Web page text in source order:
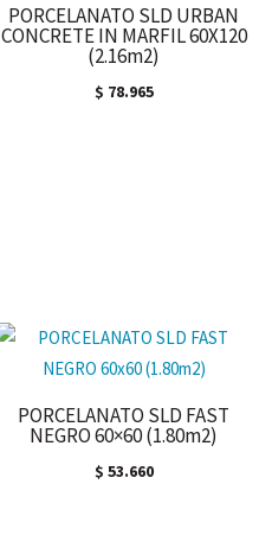
PORCELANATO SLD URBAN
CONCRETE IN MARFIL 60X120
(2.16m2)
$ 78.965
PORCELANATO SLD FAST
NEGRO 60×60 (1.80m2)
$ 53.660